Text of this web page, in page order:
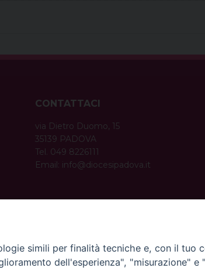
CONTATTACI
via Dietro Duomo, 15
35139 PADOVA
Tel. 049 8226111
Email: info@diocesipadova.it
simili per finalità tecniche e, con il tuo
dell'esperienza", "misurazione"